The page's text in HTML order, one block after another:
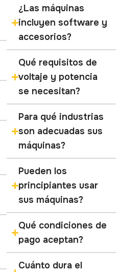
¿Las máquinas
incluyen software y
accesorios?
Qué requisitos de
voltaje y potencia
se necesitan?
Para qué industrias
son adecuadas sus
máquinas?
Pueden los
principiantes usar
sus máquinas?
Qué condiciones de
pago aceptan?
Cuánto dura el